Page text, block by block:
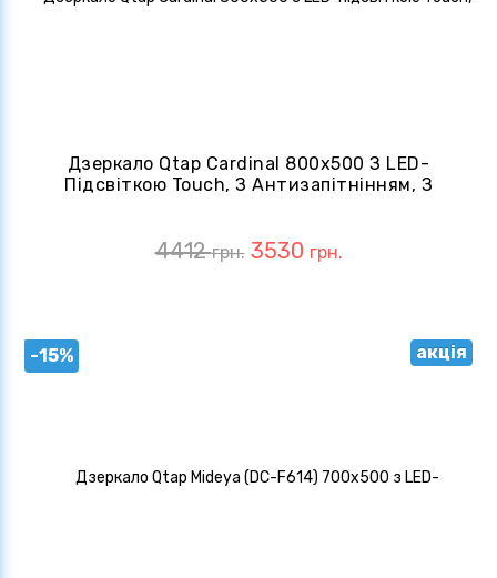
Дзеркало Qtap Cardinal 800х500 З LED-
Підсвіткою Touch, З Антизапітнінням, З
4412грн. 3530 грн.
-15% акція